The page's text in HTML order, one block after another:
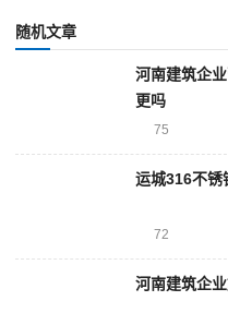
随机文章
河南建筑企
更吗
75
运城316不锈
72
河南建筑企